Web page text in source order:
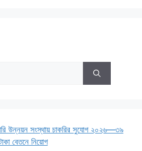
উন্নয়ন সংস্থায় চাকরির সুযোগ ২০২৬—৩৯
বেতনে নিয়োগ